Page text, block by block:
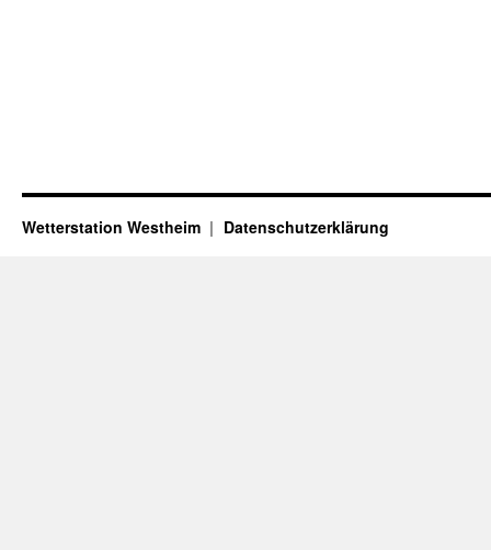
Wetterstation Westheim Datenschutzerklärung